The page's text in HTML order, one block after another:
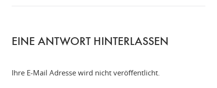
EINE ANTWORT HINTERLASSEN
Ihre E-Mail Adresse wird nicht veröffentlicht.